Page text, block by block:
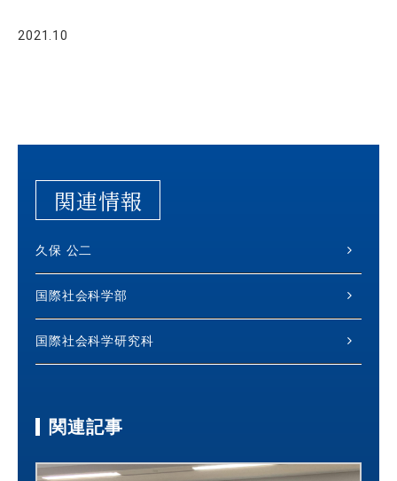
2021.10
関連情報
久保 公二
国際社会科学部
国際社会科学研究科
関連記事